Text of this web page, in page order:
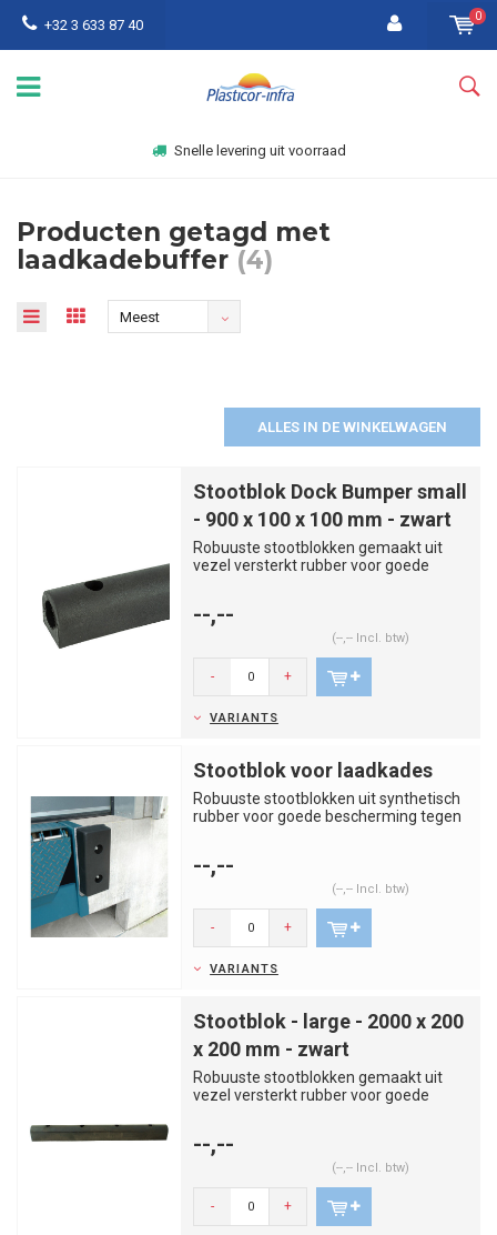
+32 3 633 87 40
0
Snelle levering uit voorraad
Producten getagd met
laadkadebuffer (4)
Meest
ALLES IN DE WINKELWAGEN
Stootblok Dock Bumper small
- 900 x 100 x 100 mm - zwart
Robuuste stootblokken gemaakt uit
vezel versterkt rubber voor goede
--,--
(--,-- Incl. btw)
- +
VARIANTS
Stootblok voor laadkades
Robuuste stootblokken uit synthetisch
rubber voor goede bescherming tegen
--,--
(--,-- Incl. btw)
- +
VARIANTS
Stootblok - large - 2000 x 200
x 200 mm - zwart
Robuuste stootblokken gemaakt uit
vezel versterkt rubber voor goede
--,--
(--,-- Incl. btw)
- +